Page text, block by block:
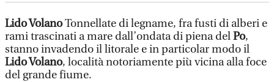
Lido VolanoTonnellate di legname, fra fusti di alberi e
rami trascinati a mare dall’ondata di piena delPo,
stanno invadendo il litorale e in particolar modo il
Lido Volano, località notoriamente più vicina alla foce
del grande fiume.